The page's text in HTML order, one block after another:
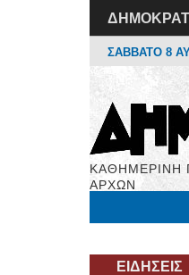
ΣΑΒΒΑΤΟ 8
ΚΑΘΗΜΕΡΙΝΗ
ΑΡΧΩΝ
ΕΙΔΗΣΕΙΣ